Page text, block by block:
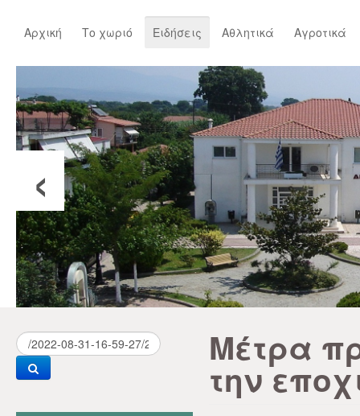
Αρχική Το χωριό Ειδήσεις Αθλητικά Αγροτικά
‹
Μέτρα
την